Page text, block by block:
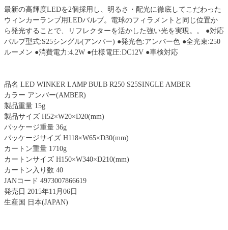
最新の高輝度LEDを2個採用し、明るさ・配光に徹底してこだわった
ウィンカーランプ用LEDバルブ。電球のフィラメントと同じ位置か
ら発光することで、リフレクターを活かした強い光を実現。。 ●対応
バルブ型式:S25シングル(アンバー) ●発光色:アンバー色 ●全光束:250
ルーメン ●消費電力:4.2W ●仕様電圧:DC12V ●車検対応
品名 LED WINKER LAMP BULB R250 S25SINGLE AMBER
カラー アンバー(AMBER)
製品重量 15g
製品サイズ H52×W20×D20(mm)
パッケージ重量 36g
パッケージサイズ H118×W65×D30(mm)
カートン重量 1710g
カートンサイズ H150×W340×D210(mm)
カートン入り数 40
JANコード 4973007866619
発売日 2015年11月06日
生産国 日本(JAPAN)